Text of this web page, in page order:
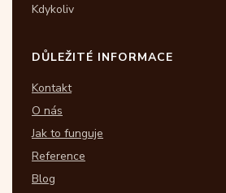
Kdykoliv
DŮLEŽITÉ INFORMACE
Kontakt
O nás
Jak to funguje
Reference
Blog